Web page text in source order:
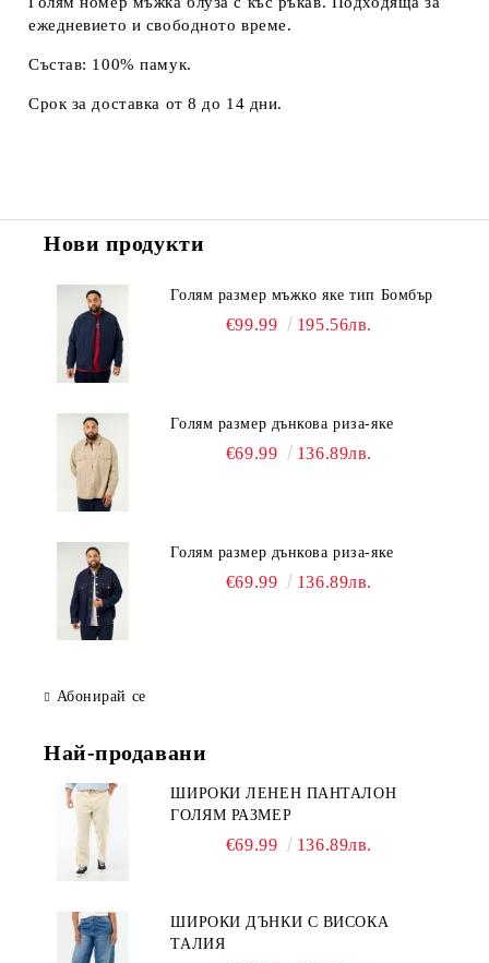
ежедневието и свободното време.
Състав: 100% памук.
Срок за доставка от 8 до 14 дни.
Нови продукти
Голям размер мъжко яке тип Бомбър
€99.99 195.56лв.
Голям размер дънкова риза-яке
€69.99 136.89лв.
Голям размер дънкова риза-яке
€69.99 136.89лв.
Абонирай се
Най-продавани
ШИРОКИ ЛЕНЕН ПАНТАЛОН
ГОЛЯМ РАЗМЕР
€69.99 136.89лв.
ШИРОКИ ДЪНКИ С ВИСОКА
ТАЛИЯ